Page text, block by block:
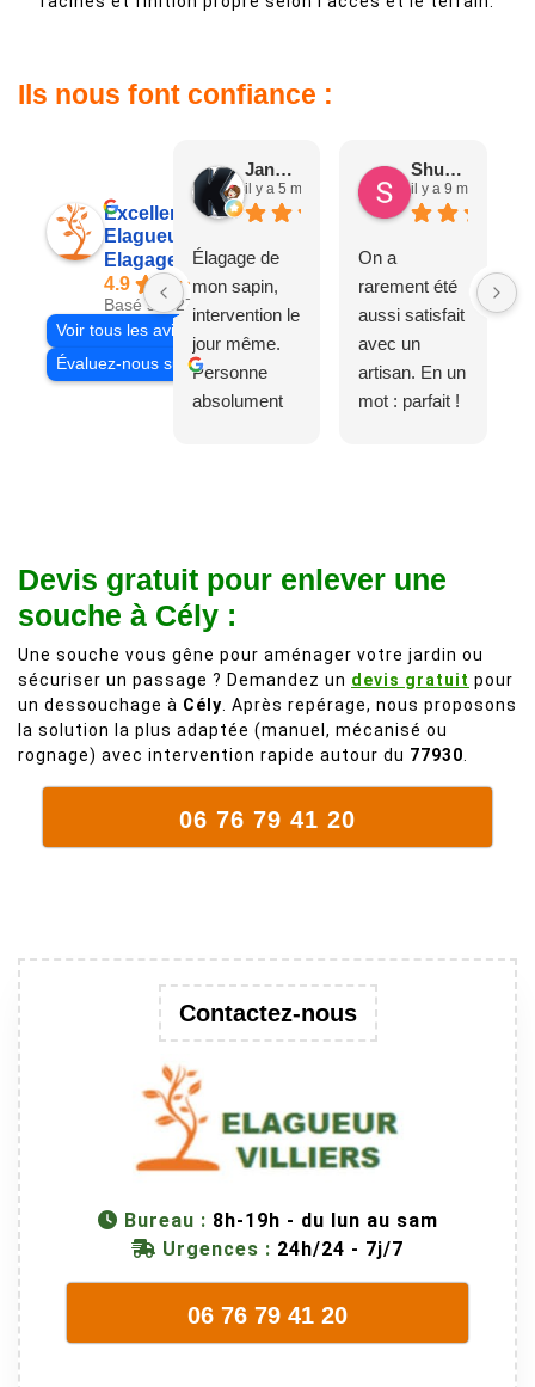
Ils nous font confiance :
Excellent
Elagueur 77
Elagage Villiers
4.9
Basé sur 27 avis
Voir tous les avis
Évaluez-nous sur
Jane D.
il y a 5 mois
Élagage de
mon sapin,
intervention le
jour même.
Personne
absolument
comme on en
fait plus!
Shuang & Jean K.
il y a 9 mois
On a
rarement été
aussi satisfait
avec un
artisan. En un
mot : parfait !
débordait trop
plein de bois
mort. C'est
délicat parce
que c'est un
trop lourde et
donc
son équipes
connaissent
très bien leur
juste une
évidence. Et
en plus ils
sympathique.
Devis gratuit pour enlever une
souche à Cély :
Une souche vous gêne pour aménager votre jardin ou
sécuriser un passage ? Demandez un devis gratuit pour
un dessouchage à Cély . Après repérage, nous proposons
la solution la plus adaptée (manuel, mécanisé ou
rognage) avec intervention rapide autour du 77930
06 76 79 41 20
Contactez-nous
Bureau : 8h-19h - du lun au sam
Urgences : 24h/24 - 7j/7
06 76 79 41 20